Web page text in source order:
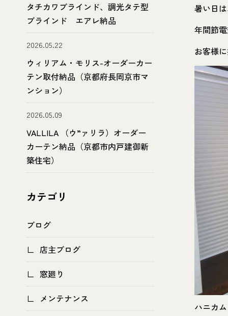
タチカワブラインド、調光タテ型
ブラインド エアレ納品
2026.05.22
ウィリアム・モリス-オーダーカー
テン取付納品（京都府長岡京市マ
ンション）
2026.05.09
VALLILA （ウ”ァリラ）オーダー
カーテン納品（京都市内戸建御新
築住宅）
カテゴリ
ブログ
店主ブログ
窓廻り
メンテナンス
暑い日
年間節
お客様
ハニカ